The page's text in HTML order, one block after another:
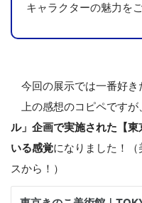
キャラクターの魅力を
今回の展示では一番好き
上の感想のコピペですが
ル」企画で実施された【
いる感覚になりました！（
スから！）